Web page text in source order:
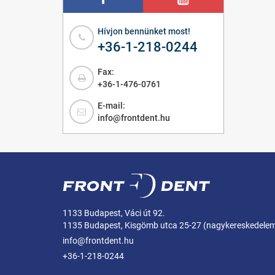
Hívjon bennünket most!
+36-1-218-0244
Fax:
+36-1-476-0761
E-mail:
info@frontdent.hu
1133 Budapest, Váci út 92.
1135 Budapest, Kisgömb utca 25-27
info@frontdent.hu
+36-1-218-0244